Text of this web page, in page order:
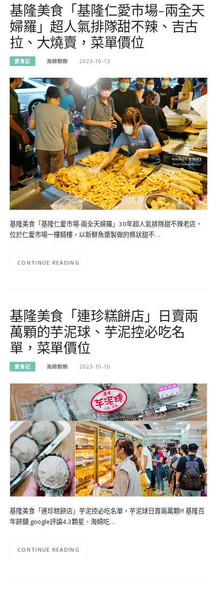
基隆美食「基隆仁愛市場-兩全天
婦羅」超人氣排隊甜不辣、吉古
拉、大燒賣，菜單價位
愛食記 海綿飽飽 2023-10-13
基隆美食「基隆仁愛市場-兩全天婦羅」30年超人氣排隊甜不辣老店，
位於仁愛市場一樓騎樓，以新鮮魚漿製做的條狀甜不…
CONTINUE READING
基隆美食「連珍糕餅店」日賣兩
萬顆的芋泥球、芋泥控必吃名
單，菜單價位
愛食記 海綿飽飽 2023-10-10
基隆美食「連珍糕餅店」芋泥控必吃名單，芋泥球日賣兩萬顆!!! 基隆百
年餅舖 google評論4.3顆星、海綿吃…
CONTINUE READING